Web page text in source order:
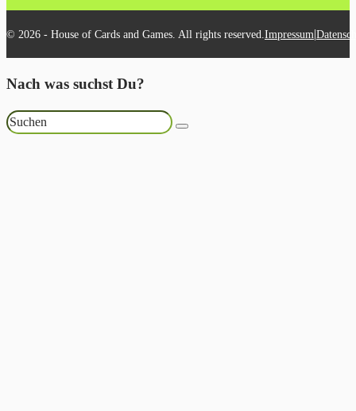
© 2026 - House of Cards and Games. All rights reserved. Impressum|
Nach was suchst Du?
Suchen